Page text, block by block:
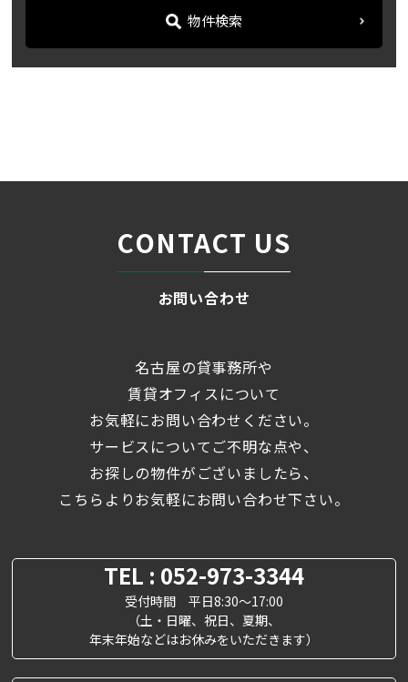
物件検索
CONTACT US
お問い合わせ
名古屋の貸事務所や
賃貸オフィスについて
お気軽にお問い合わせください。
サービスについてご不明な点や、
お探しの物件がございましたら、
こちらよりお気軽にお問い合わせ下さい。
TEL : 052-973-3344
受付時間 平日8:30～17:00
（土・日曜、祝日、夏期、
年末年始などはお休みをいただきます）